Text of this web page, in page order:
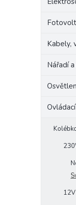
Kabely,
Nářadí
12V